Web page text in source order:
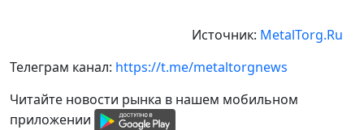
Источник: MetalTorg.Ru
Телеграм канал: https://t.me/metaltorgnews
Читайте новости рынка в нашем мобильном
приложении